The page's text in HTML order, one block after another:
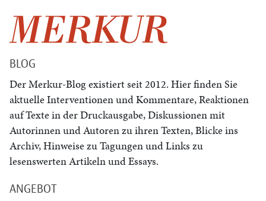
BLOG
Der Merkur-Blog existiert seit 2012. Hier finden Sie
aktuelle Interventionen und Kommentare, Reaktionen
auf Texte in der Druckausgabe, Diskussionen mit
Autorinnen und Autoren zu ihren Texten, Blicke ins
Archiv, Hinweise zu Tagungen und Links zu
lesenswerten Artikeln und Essays.
ANGEBOT